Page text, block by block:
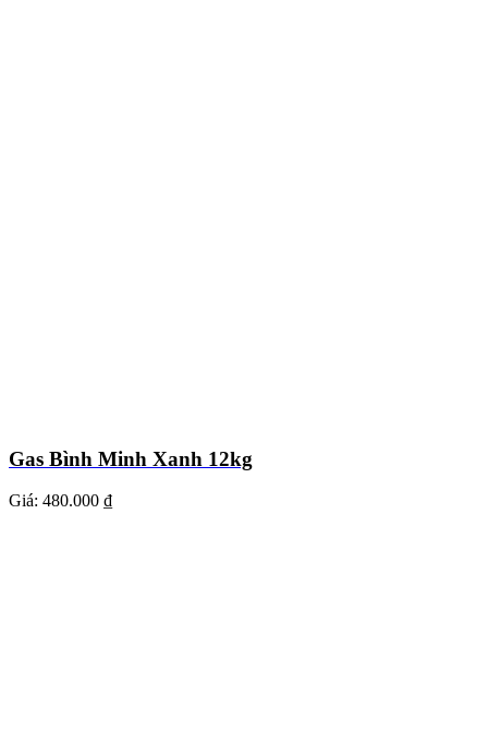
Gas Bình Minh Xanh 12kg
Giá: 480.000 ₫